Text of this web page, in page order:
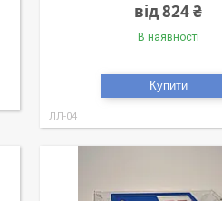
від 824 ₴
В наявності
Купити
ЛЛ-04